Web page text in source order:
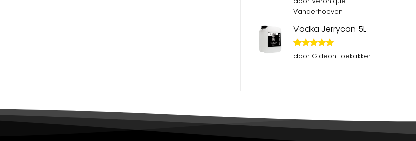
Vanderhoeven
Vodka Jerrycan 5L
Gewaardeerd
door Gideon Loekakker